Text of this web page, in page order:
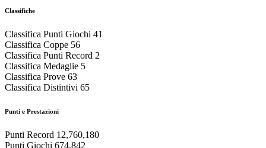
Classifiche
Classifica Punti Giochi 41
Classifica Coppe 56
Classifica Punti Record 2
Classifica Medaglie 5
Classifica Prove 63
Classifica Distintivi 65
Punti e Prestazioni
Punti Record 12,760,180
Punti Giochi 674,842